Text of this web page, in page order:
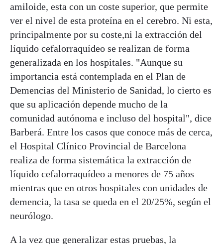
amiloide, esta con un coste superior, que permite
ver el nivel de esta proteína en el cerebro. Ni esta,
principalmente por su coste,ni la extracción del
líquido cefalorraquídeo se realizan de forma
generalizada en los hospitales. "Aunque su
importancia está contemplada en el Plan de
Demencias del Ministerio de Sanidad, lo cierto es
que su aplicación depende mucho de la
comunidad autónoma e incluso del hospital", dice
Barberá. Entre los casos que conoce más de cerca,
el Hospital Clínico Provincial de Barcelona
realiza de forma sistemática la extracción de
líquido cefalorraquídeo a menores de 75 años
mientras que en otros hospitales con unidades de
demencia, la tasa se queda en el 20/25%, según el
neurólogo.
A la vez que generalizar estas pruebas, la